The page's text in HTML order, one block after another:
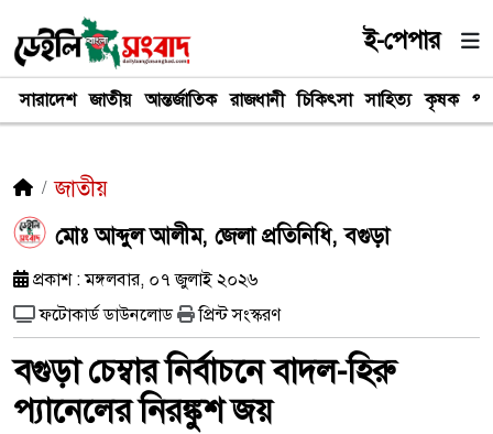
ই-পেপার
সারাদেশ জাতীয় আন্তর্জাতিক রাজধানী চিকিৎসা সাহিত্য কৃষক
জাতীয়
মোঃ আব্দুল আলীম, জেলা প্রতিনিধি, বগুড়া
প্রকাশ : মঙ্গলবার, ০৭ জুলাই ২০২৬
ফটোকার্ড ডাউনলোড
প্রিন্ট সংস্করণ
বগুড়া চেম্বার নির্বাচনে বাদল-হিরু
প্যানেলের নিরঙ্কুশ জয়